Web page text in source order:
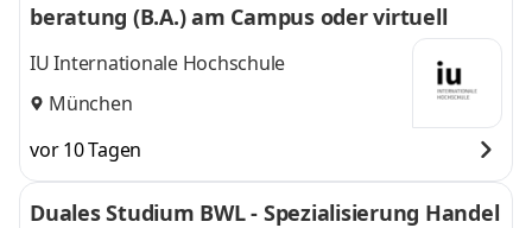
beratung (B.A.) am Campus oder virtuell
IU Internationale Hochschule
München
vor 10 Tagen
Duales Studium BWL - Spezialisierung Handel